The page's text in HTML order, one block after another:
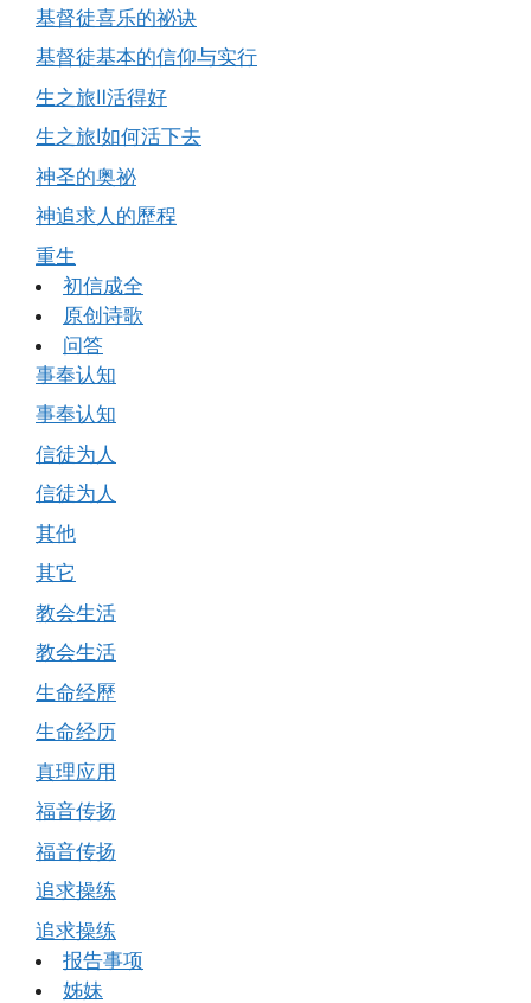
基督徒喜乐的祕诀
基督徒基本的信仰与实行
生之旅Ⅱ活得好
生之旅Ⅰ如何活下去
神圣的奥祕
神追求人的歷程
重生
初信成全
原创诗歌
问答
事奉认知
事奉认知
信徒为人
信徒为人
其他
其它
教会生活
教会生活
生命经歷
生命经历
真理应用
福音传扬
福音传扬
追求操练
追求操练
报告事项
姊妹